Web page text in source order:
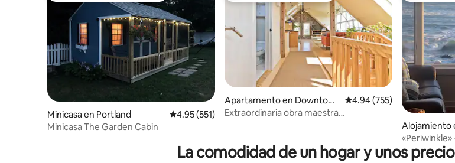
Minicasa en Portland Calificación promedio: 4.95 de 5, 551 reseñas
4.95 (551)
Minicasa The Garden Cabin
Apartamento en Downtown
Portland
Calificación promedio:
4.94 (755)
Extraordinaria obra maestra
Alojamiento
campo
La comodidad de un hogar y unos